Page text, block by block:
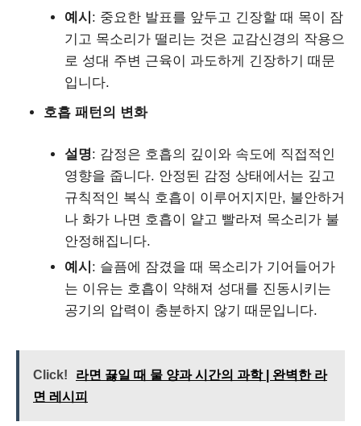
예시 : 중요한 발표를 앞두고 긴장할 때 목이 잠
기고 목소리가 떨리는 것은 교감신경의 작용으
로 성대 주변 근육이 과도하게 긴장하기 때문
입니다.
호흡 패턴의 변화
설명: 감정은 호흡의 깊이와 속도에 직접적인
영향을 줍니다. 안정된 감정 상태에서는 깊고
규칙적인 복식 호흡이 이루어지지만, 불안하거
나 화가 나면 호흡이 얕고 빨라져 목소리가 불
안정해집니다.
예시 : 슬픔에 잠겼을 때 목소리가 기어들어가
는 이유는 호흡이 약해져 성대를 진동시키는
공기의 압력이 충분하지 않기 때문입니다.
Click!
라면 끓일 때 물 양과 시간의 과학 | 완벽한 라
면 레시피